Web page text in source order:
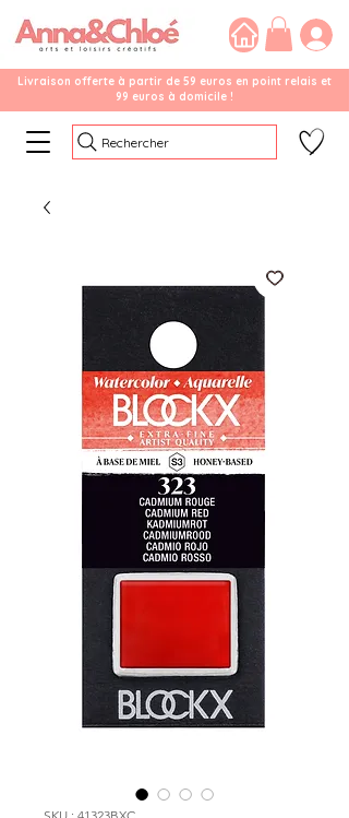
Livraison offerte à partir de 59 euros en point relais et
99 euros à domicile !
Rechercher